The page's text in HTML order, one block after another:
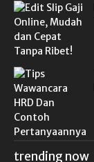
trending now